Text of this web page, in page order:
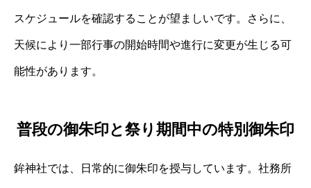
スケジュールを確認することが望ましいです。さらに、
天候により一部行事の開始時間や進行に変更が生じる可
能性があります。
普段の御朱印と祭り期間中の特別御朱印
鉾神社では、日常的に御朱印を授与しています。社務所